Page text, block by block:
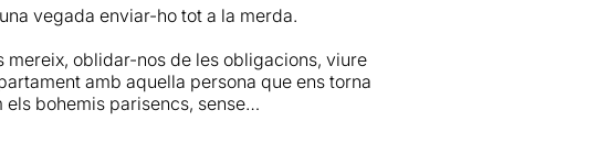
vegada enviar-ho tot a la merda.
oblidar-nos de les obligacions, viure
amb aquella persona que ens torna
bohemis parisencs, sense